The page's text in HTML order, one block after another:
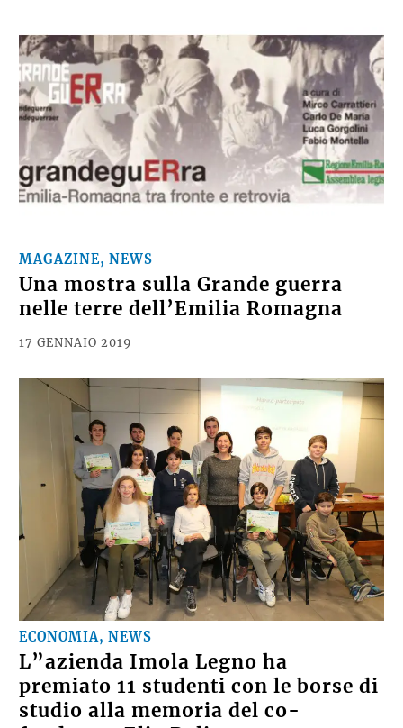
MAGAZINE, NEWS
Una mostra sulla Grande guerra
nelle terre dell’Emilia Romagna
17 GENNAIO 2019
ECONOMIA, NEWS
L”azienda Imola Legno ha
premiato 11 studenti con le borse di
studio alla memoria del co-